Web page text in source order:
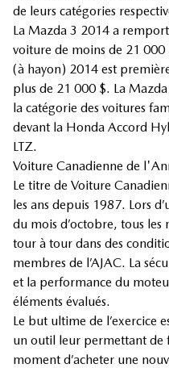
de leurs catégories
La Mazda 3 2014 a
voiture de moins de 21
(à hayon) 2014 est
plus de 21 000 $. La
la catégorie des voitures
devant la Honda Accord
LTZ.
Voiture Canadienne de
Le titre de Voiture
les ans depuis 1987. Lors
du mois d’octobre, tous les
tour à tour dans des
membres de l’AJAC. La
et la performance du
éléments évalués.
Le but ultime de l’exercice
un outil leur permettant de
moment d’acheter une